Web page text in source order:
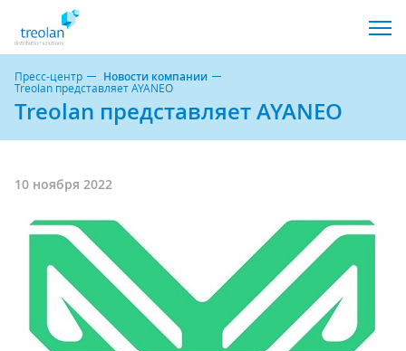
Пресс-центр Новости компании
Treolan представляет AYANEO
Treolan представляет AYANEO
10 ноября 2022